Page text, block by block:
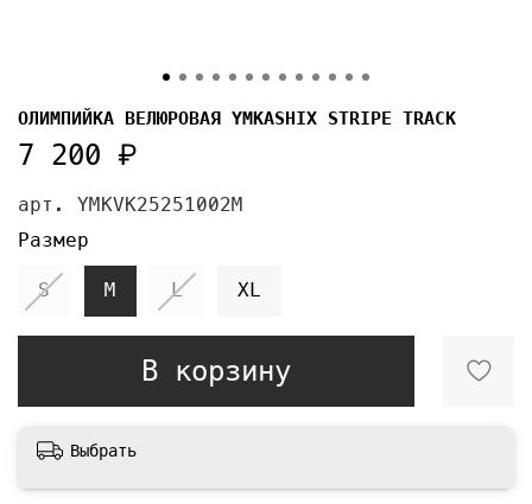
арт. YMKVK25251002M
ОЛИМПИЙКА ВЕЛЮРОВАЯ YMKASHIX STRIPE TRACK
7 200 ₽
В корзину
Размер
S M L XL
Выбрать